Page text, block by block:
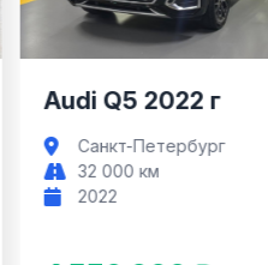
Audi Q5 2022 г
Санкт-Петербург
32 000 км
2022